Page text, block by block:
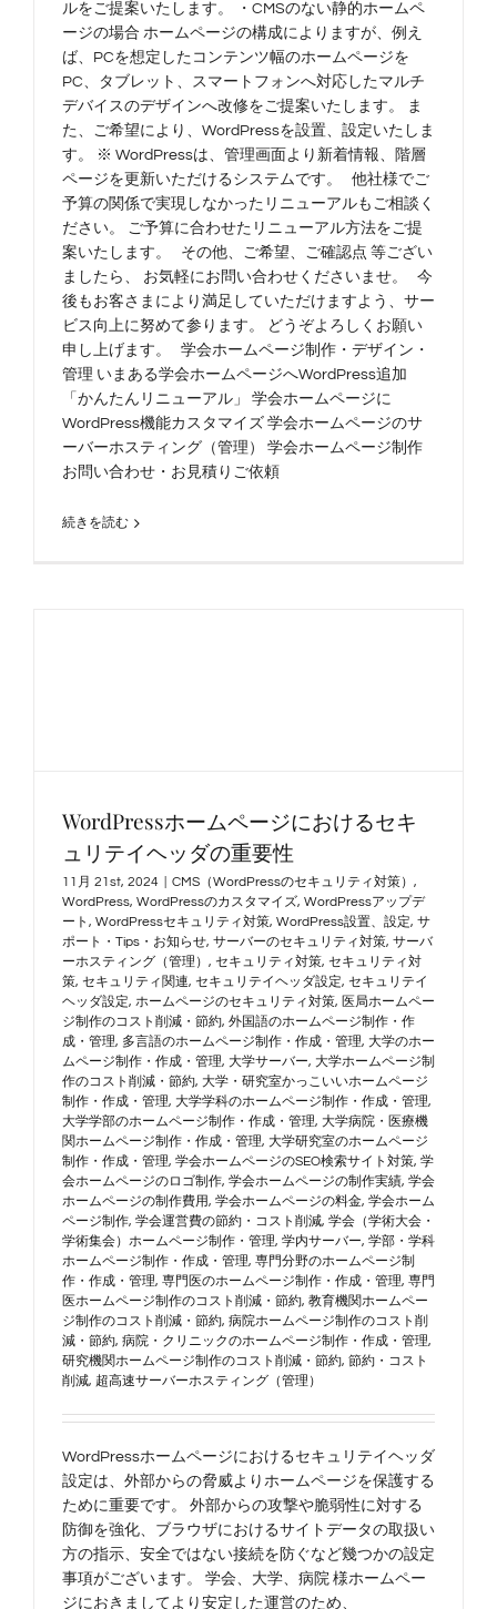
ルをご提案いたします。 ・CMSのない静的ホームペ
ージの場合 ホームページの構成によりますが、例え
ば、PCを想定したコンテンツ幅のホームページを
PC、タブレット、スマートフォンへ対応したマルチ
デバイスのデザインへ改修をご提案いたします。 ま
た、ご希望により、WordPressを設置、設定いたしま
す。 ※ WordPressは、管理画面より新着情報、階層
ページを更新いただけるシステムです。 他社様でご
予算の関係で実現しなかったリニューアルもご相談く
ださい。 ご予算に合わせたリニューアル方法をご提
案いたします。 その他、ご希望、ご確認点 等ござい
ましたら、 お気軽にお問い合わせくださいませ。 今
後もお客さまにより満足していただけますよう、サー
ビス向上に努めて参ります。 どうぞよろしくお願い
申し上げます。 学会ホームページ制作・デザイン・
管理 いまある学会ホームページへWordPress追加
「かんたんリニューアル」 学会ホームページに
WordPress機能カスタマイズ 学会ホームページのサ
ーバーホスティング（管理） 学会ホームページ制作
お問い合わせ・お見積りご依頼
続きを読む
WordPressホームページにおけるセキ
ュリテイヘッダの重要性
11月 21st, 2024 CMS（WordPressのセキュリティ対策） ,
WordPress, WordPressのカスタマイズ, WordPressアップデ
ート , WordPressセキュリティ対策, WordPress設置、設定, サ
ポート・Tips・お知らせ, サーバーのセキュリティ対策, サーバ
ーホスティング（管理） , セキュリティ対策, セキュリティ対
策, セキュリティ関連, セキュリテイヘッダ設定, セキュリテイ
ヘッダ設定, ホームページのセキュリティ対策, 医局ホームペー
ジ制作のコスト削減・節約, 外国語のホームページ制作・作
成・管理, 多言語のホームページ制作・作成・管理, 大学のホー
ムページ制作・作成・管理, 大学サーバー, 大学ホームページ制
作のコスト削減・節約, 大学・研究室かっこいいホームページ
制作・作成・管理, 大学学科のホームページ制作・作成・管理,
大学学部のホームページ制作・作成・管理, 大学病院・医療機
関ホームページ制作・作成・管理, 大学研究室のホームページ
制作・作成・管理, 学会ホームページのSEO検索サイト対策, 学
会ホームページのロゴ制作, 学会ホームページの制作実績, 学会
ホームページの制作費用, 学会ホームページの料金, 学会ホーム
ページ制作, 学会運営費の節約・コスト削減, 学会（学術大会・
学術集会）ホームページ制作・管理, 学内サーバー, 学部・学科
ホームページ制作・作成・管理, 専門分野のホームページ制
作・作成・管理, 専門医のホームページ制作・作成・管理, 専門
医ホームページ制作のコスト削減・節約, 教育機関ホームペー
ジ制作のコスト削減・節約, 病院ホームページ制作のコスト削
減・節約, 病院・クリニックのホームページ制作・作成・管理,
研究機関ホームページ制作のコスト削減・節約, 節約・コスト
削減, 超高速サーバーホスティング（管理）
WordPressホームページにおけるセキュリテイヘッダ
設定は、外部からの脅威よりホームページを保護する
ために重要です。 外部からの攻撃や脆弱性に対する
防御を強化、ブラウザにおけるサイトデータの取扱い
方の指示、安全ではない接続を防ぐなど幾つかの設定
事項がございます。 学会、大学、病院 様ホームペー
ジにおきましてより安定した運営のため、